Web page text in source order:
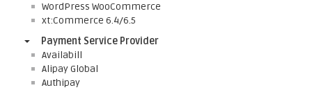
WordPress WooCommerce
xt:Commerce 6.4/6.5
Payment Service Provider
Availabill
Alipay Global
Authipay